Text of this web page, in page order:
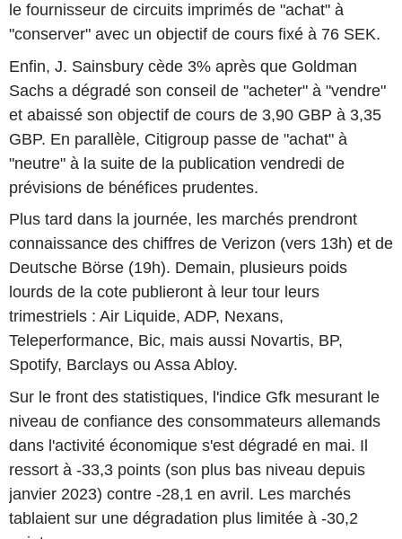
le fournisseur de circuits imprimés de "achat" à
"conserver" avec un objectif de cours fixé à 76 SEK.
Enfin, J. Sainsbury cède 3% après que Goldman
Sachs a dégradé son conseil de "acheter" à "vendre"
et abaissé son objectif de cours de 3,90 GBP à 3,35
GBP. En parallèle, Citigroup passe de "achat" à
"neutre" à la suite de la publication vendredi de
prévisions de bénéfices prudentes.
Plus tard dans la journée, les marchés prendront
connaissance des chiffres de Verizon (vers 13h) et de
Deutsche Börse (19h). Demain, plusieurs poids
lourds de la cote publieront à leur tour leurs
trimestriels : Air Liquide, ADP, Nexans,
Teleperformance, Bic, mais aussi Novartis, BP,
Spotify, Barclays ou Assa Abloy.
Sur le front des statistiques, l'indice Gfk mesurant le
niveau de confiance des consommateurs allemands
dans l'activité économique s'est dégradé en mai. Il
ressort à -33,3 points (son plus bas niveau depuis
janvier 2023) contre -28,1 en avril. Les marchés
tablaient sur une dégradation plus limitée à -30,2